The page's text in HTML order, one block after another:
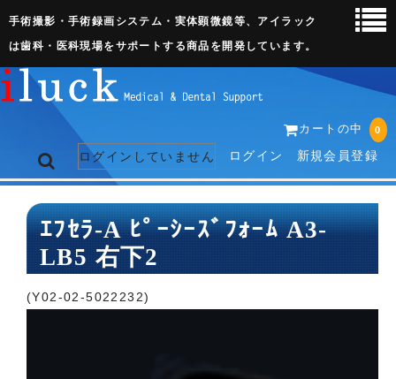
手術撮影・手術録画システム・実体顕微鏡等、アイラック
は歯科・医科現場をサポートする商品を開発しています。
カートの中 0
ログインしていません ログイン 新規会員登録
トップページ
ネット販売ページ
歯科関連機器
ｴﾌｾﾗ-A ﾋﾟｰｼｰｽﾞﾌｫｰﾑ A3-
LB5 右下2
(Y02-02-5022232)